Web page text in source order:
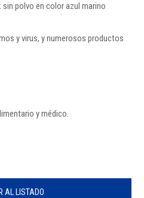
polvo en color azul marino
y virus, y numerosos productos
y médico.
AL LISTADO